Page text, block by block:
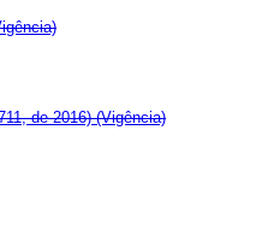
de 2016)(Vigência)